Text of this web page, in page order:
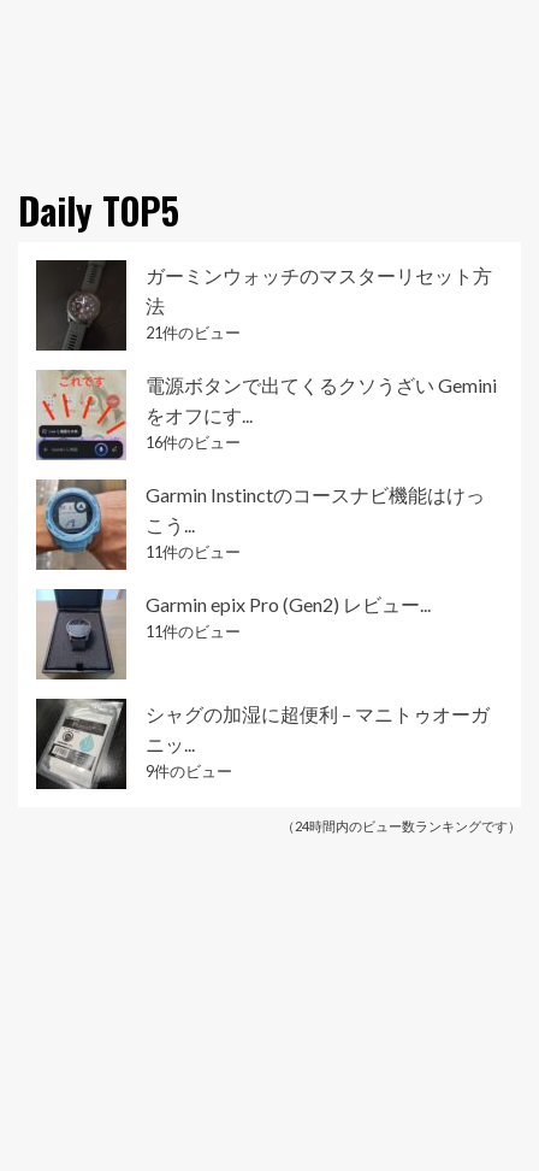
Daily TOP5
ガーミンウォッチのマスターリセット方
法
21件のビュー
電源ボタンで出てくるクソうざい Gemini
をオフにす...
16件のビュー
Garmin Instinctのコースナビ機能はけっ
こう...
11件のビュー
Garmin epix Pro (Gen2) レビュー...
11件のビュー
シャグの加湿に超便利 – マニトゥオーガ
ニッ...
9件のビュー
（24時間内のビュー数ランキングです）